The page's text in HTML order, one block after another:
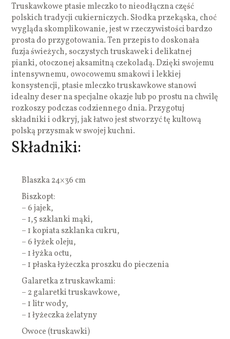
Truskawkowe ptasie mleczko to nieodłączna część
polskich tradycji cukierniczych. Słodka przekąska, choć
wygląda skomplikowanie, jest w rzeczywistości bardzo
prosta do przygotowania. Ten przepis to doskonała
fuzja świeżych, soczystych truskawek i delikatnej
pianki, otoczonej aksamitną czekoladą. Dzięki swojemu
intensywnemu, owocowemu smakowi i lekkiej
konsystencji, ptasie mleczko truskawkowe stanowi
idealny deser na specjalne okazje lub po prostu na chwilę
rozkoszy podczas codziennego dnia. Przygotuj
składniki i odkryj, jak łatwo jest stworzyć tę kultową
polską przysmak w swojej kuchni.
Składniki:
Blaszka 24×36 cm
Biszkopt:
– 6 jajek,
– 1,5 szklanki mąki,
– 1 kopiata szklanka cukru,
– 6 łyżek oleju,
– 1 łyżka octu,
– 1 płaska łyżeczka proszku do pieczenia
Galaretka z truskawkami:
– 2 galaretki truskawkowe,
– 1 litr wody,
– 1 łyżeczka żelatyny
Owoce (truskawki)